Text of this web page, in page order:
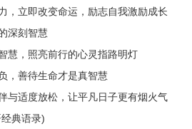
，立即改变命运，励志自我激励成长
深刻智慧
慧，照亮前行的心灵指路明灯
，善待生命才是真智慧
与适度放松，让平凡日子更有烟火气
典语录)